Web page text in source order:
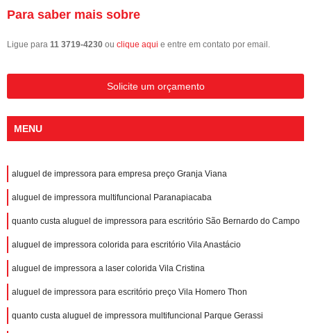
Para saber mais sobre
Ligue para 11 3719-4230 ou clique aqui e entre em contato por email.
Solicite um orçamento
MENU
aluguel de impressora para empresa preço Granja Viana
aluguel de impressora multifuncional Paranapiacaba
quanto custa aluguel de impressora para escritório São Bernardo do Campo
aluguel de impressora colorida para escritório Vila Anastácio
aluguel de impressora a laser colorida Vila Cristina
aluguel de impressora para escritório preço Vila Homero Thon
quanto custa aluguel de impressora multifuncional Parque Gerassi